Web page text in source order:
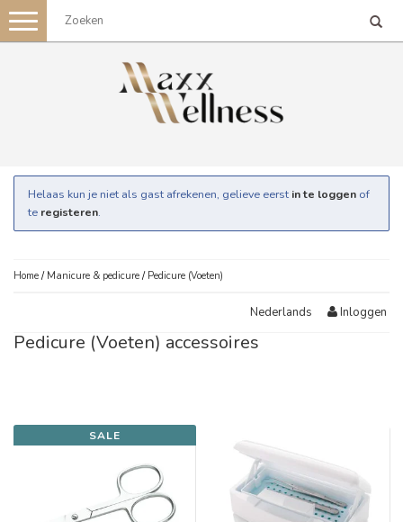
Toggle
navigation
Helaas kun je niet als gast afrekenen, gelieve eerst in te loggen of
te registeren.
Home / Manicure & pedicure / Pedicure (Voeten)
Nederlands Inloggen
Pedicure (Voeten) accessoires
SALE